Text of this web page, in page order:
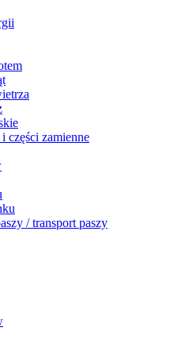
części zamienne
/ transport paszy